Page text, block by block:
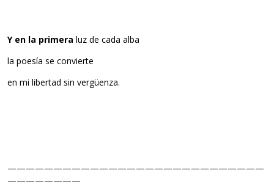
Y en la primera luz de cada alba
la poesía se convierte
en mi libertad sin vergüenza.
————————————————————————————
————————